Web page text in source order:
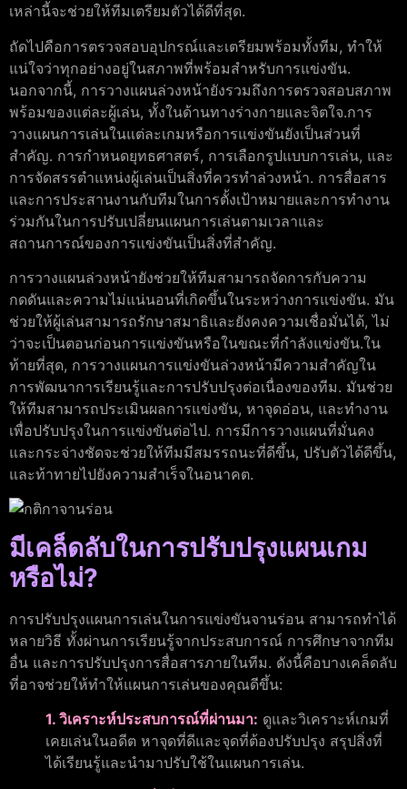
เหล่านี้จะช่วยให้ทีมเตรียมตัวได้ดีที่สุด.
ถัดไปคือการตรวจสอบอุปกรณ์และเตรียมพร้อมทั้งทีม, ทำให้
แน่ใจว่าทุกอย่างอยู่ในสภาพที่พร้อมสำหรับการแข่งขัน.
นอกจากนี้, การวางแผนล่วงหน้ายังรวมถึงการตรวจสอบสภาพ
พร้อมของแต่ละผู้เล่น, ทั้งในด้านทางร่างกายและจิตใจ.การ
วางแผนการเล่นในแต่ละเกมหรือการแข่งขันยังเป็นส่วนที่
สำคัญ. การกำหนดยุทธศาสตร์, การเลือกรูปแบบการเล่น, และ
การจัดสรรตำแหน่งผู้เล่นเป็นสิ่งที่ควรทำล่วงหน้า. การสื่อสาร
และการประสานงานกับทีมในการตั้งเป้าหมายและการทำงาน
ร่วมกันในการปรับเปลี่ยนแผนการเล่นตามเวลาและ
สถานการณ์ของการแข่งขันเป็นสิ่งที่สำคัญ.
การวางแผนล่วงหน้ายังช่วยให้ทีมสามารถจัดการกับความ
กดดันและความไม่แน่นอนที่เกิดขึ้นในระหว่างการแข่งขัน. มัน
ช่วยให้ผู้เล่นสามารถรักษาสมาธิและยังคงความเชื่อมั่นได้, ไม่
ว่าจะเป็นตอนก่อนการแข่งขันหรือในขณะที่กำลังแข่งขัน.ใน
ท้ายที่สุด, การวางแผนการแข่งขันล่วงหน้ามีความสำคัญใน
การพัฒนาการเรียนรู้และการปรับปรุงต่อเนื่องของทีม. มันช่วย
ให้ทีมสามารถประเมินผลการแข่งขัน, หาจุดอ่อน, และทำงาน
เพื่อปรับปรุงในการแข่งขันต่อไป. การมีการวางแผนที่มั่นคง
และกระจ่างชัดจะช่วยให้ทีมมีสมรรถนะที่ดีขึ้น, ปรับตัวได้ดีขึ้น,
และท้าทายไปยังความสำเร็จในอนาคต.
มีเคล็ดลับในการปรับปรุงแผนเกม
หรือไม่?
การปรับปรุงแผนการเล่นในการแข่งขันจานร่อน สามารถทำได้
หลายวิธี ทั้งผ่านการเรียนรู้จากประสบการณ์ การศึกษาจากทีม
อื่น และการปรับปรุงการสื่อสารภายในทีม. ดังนี้คือบางเคล็ดลับ
ที่อาจช่วยให้ทำให้แผนการเล่นของคุณดีขึ้น:
1. วิเคราะห์ประสบการณ์ที่ผ่านมา: ดูและวิเคราะห์เกมที่
เคยเล่นในอดีต หาจุดที่ดีและจุดที่ต้องปรับปรุง สรุปสิ่งที่
ได้เรียนรู้และนำมาปรับใช้ในแผนการเล่น.